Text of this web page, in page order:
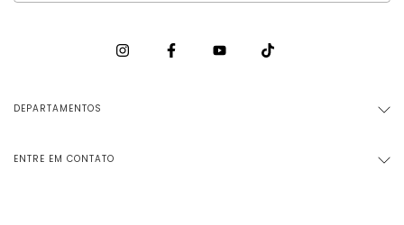
DEPARTAMENTOS
ENTRE EM CONTATO